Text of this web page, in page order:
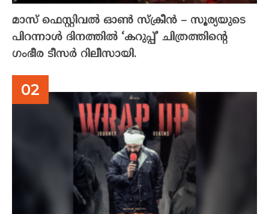
മാസ് ഫെസ്റ്റിവൽ ഓൺ സ്‌ക്രീൻ – സൂര്യയുടെ
പിറന്നാൾ ദിനത്തിൽ ‘കറുപ്പ്’ ചിത്രത്തിന്റെ
ഗംഭീര ടീസർ റിലീസായി.